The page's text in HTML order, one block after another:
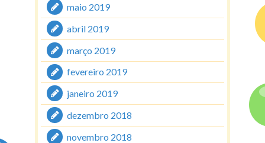
maio 2019
abril 2019
março 2019
fevereiro 2019
janeiro 2019
dezembro 2018
novembro 2018